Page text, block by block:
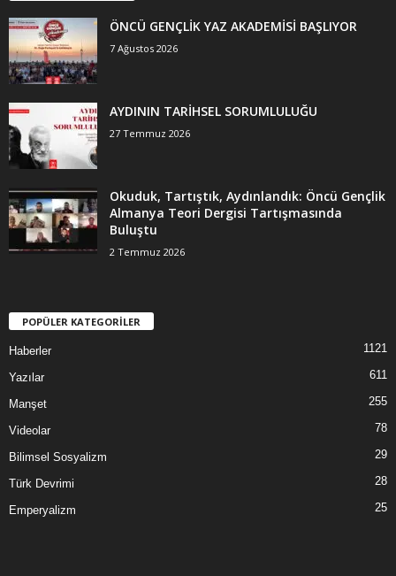
ÖNCÜ GENÇLİK YAZ AKADEMİSİ BAŞLIYOR
7 Ağustos 2026
AYDININ TARİHSEL SORUMLULUĞU
27 Temmuz 2026
Okuduk, Tartıştık, Aydınlandık: Öncü Gençlik
Almanya Teori Dergisi Tartışmasında
Buluştu
2 Temmuz 2026
POPÜLER KATEGORİLER
Haberler 1121
Yazılar 611
Manşet 255
Videolar 78
Bilimsel Sosyalizm 29
Türk Devrimi 28
Emperyalizm 25